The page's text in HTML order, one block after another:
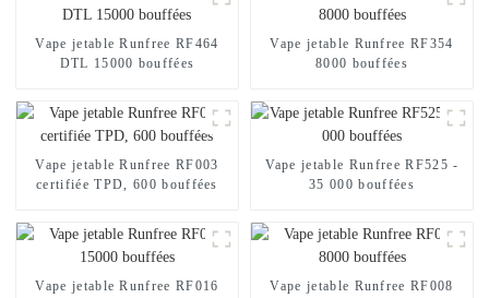
Vape jetable Runfree RF464
DTL 15000 bouffées
Vape jetable Runfree RF354
8000 bouffées
Vape jetable Runfree RF003
certifiée TPD, 600 bouffées
Vape jetable Runfree RF525 -
35 000 bouffées
Vape jetable Runfree RF016
Vape jetable Runfree RF008